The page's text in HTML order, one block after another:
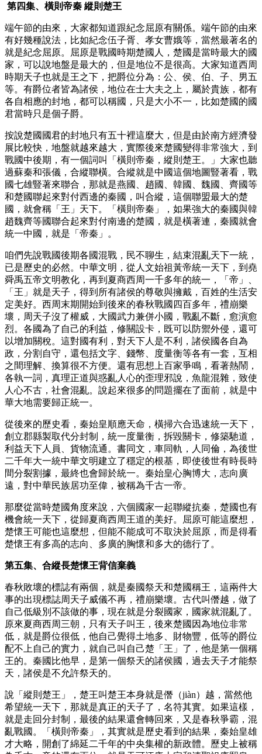
第四集、橫則帝秦 縱則楚王
端午節的由來，大家都知道跟紀念屈原有關係。端午節的由來
有好幾種說法，比如紀念伍子胥、孝女曹娥等，當然最著名的
就是紀念屈原。屈原是戰國時期楚國人，楚國是當時最大的國
家，可以說地盤是最大的，但是地位不是很高。大家知道西周
時期天子也就是王之下，把爵位分為：公、侯、伯、子、男五
等。有爵位者皆為諸侯，地位在士大夫之上，屬於貴族，都有
各自相應的封地，都可以稱國，只是大小不一，比如楚國的國
君當時只是個子爵。
按說楚國國君的封地只有五十裡這麼大，但是由於南方經濟發
展比較快，地盤就越來越大，實際後來楚國變得非常強大，到
戰國中後期，有一個詞叫「橫則帝秦，縱則楚王。」大家也聽
過蘇秦和張儀，合縱聯橫。合縱就是中國這個地圖豎著看，戰
國七雄豎著來聯合，那就是燕國、趙國、韓國、魏國、齊國等
和楚國聯起來對付西邊的秦國，叫合縱，這個聯盟最大的楚
國，就會稱「王」天下。「橫則帝秦」，如果強大的秦國與韓
趙魏齊等國聯合起來對付南邊的楚國，就是橫著連，秦國就會
統一中國，就是「帝秦」。
咱們先說戰國後期各國混戰，民不聊生，結束混亂天下一統，
已是歷史的必然。中華文明，從人文始祖黃帝統一天下，到堯
舜禹五帝文明教化，再到夏商西周一千多年的統一，「帝」、
「王」就是天子，得到所有諸侯的尊敬與擁戴，百姓的生活安
定美好。西周末期開始到後來的春秋戰國四百多年，禮崩樂
壞，周天子沒了權威，大國武力兼併小國，戰亂不斷，愈演愈
烈。各國為了自己的利益，修關設卡，既可以防禦外侵，還可
以增加關稅。這對國有利，對天下人是不利，諸侯國各自為
政，分割自守，還包括文字、錢幣、度量衡等各有一套，互相
之間理解、換算很不方便。還有思想上百家爭鳴，看著熱鬧，
各執一詞，真理正道與惑亂人心的歪理邪說，魚龍混雜，致使
人心不古，社會混亂。說起來很多的問題擺在了面前，就是中
華大地需要歸正統一。
從後來的歷史看，秦始皇順應天命，橫掃六合迅速統一天下，
創立郡縣製取代分封制，統一度量衡，拆毀關卡，修築馳道，
利益天下人員、貨物流通。書同文，車同軌，人同倫，為後世
二千年大一統中華文明建立了穩定的根基，即使後世有時長時
間分裂割據，最終也會歸於統一。秦始皇心胸博大，志向廣
遠，對中華民族居功至偉，被稱為千古一帝。
那麼從當時楚國角度來說，六個國家一起聯縱抗秦，楚國也有
機會統一天下，從歸夏商西周王道的美好。屈原可能這麼想，
楚懷王可能也這麼想，但能不能成可不取決於屈原，而是得看
楚懷王有多高的志向、多廣的胸懷和多大的德行了。
第五集、合縱長楚懷王背信棄義
春秋敗壞的標誌有兩個，就是秦國祭天和楚國稱王，這兩件大
事的出現標誌周天子威儀不再，禮崩樂壞。古代叫僭越，做了
自己低級別不該做的事，現在就是分裂國家，國家就混亂了。
原來夏商西周三朝，只有天子叫王，後來楚國因為地位非常
低，就是爵位很低，他自己覺得土地多、財物豐，低等的爵位
配不上自己的實力，就自己叫自己楚「王」了，他是第一個稱
王的。秦國比他早，是第一個祭天的諸侯國，過去天子才能祭
天，諸侯是不允許祭天的。
說「縱則楚王」，楚王叫楚王本身就是僭（jiàn）越，當然他
希望統一天下，那就是真正的天子了，名符其實。如果這樣，
就是走回分封制，最後的結果還會轉回來，又是春秋爭霸，混
亂戰國。「橫則帝秦」，其實就是歷史看到的結果，秦始皇雄
才大略，開創了綿延二千年的中央集權的新政體。歷史上被稱